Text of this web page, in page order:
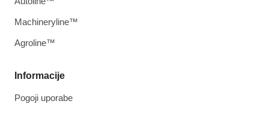
Informacije
Pogoji uporabe
Machineryline™
Agroline™